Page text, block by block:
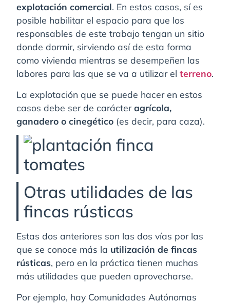
explotación comercial. En estos casos, sí es
posible habilitar el espacio para que los
responsables de este trabajo tengan un sitio
donde dormir, sirviendo así de esta forma
como vivienda mientras se desempeñen las
labores para las que se va a utilizar el terreno.
La explotación que se puede hacer en estos
casos debe ser de carácteragrícola,
ganadero o cinegético (es decir, para caza).
Otras utilidades de las
fincas rústicas
Estas dos anteriores son las dos vías por las
que se conoce más la utilización de fincas
rústicas, pero en la práctica tienen muchas
más utilidades que pueden aprovecharse.
Por ejemplo, hay Comunidades Autónomas